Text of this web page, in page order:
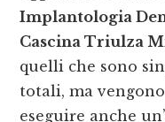
Implantologia
Cascina Triulza
quelli che sono
totali, ma
eseguire anche